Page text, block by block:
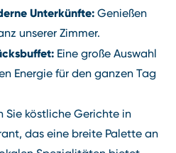
Unterkünfte: Genießen
unserer Zimmer.
Eine große Auswahl
Energie für den ganzen Tag
Sie köstliche Gerichte in
das eine breite Palette an